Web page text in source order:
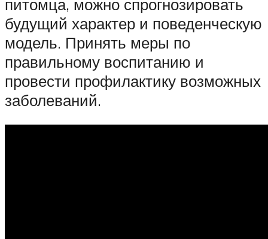
питомца, можно спрогнозировать
будущий характер и поведенческую
модель. Принять меры по
правильному воспитанию и
провести профилактику возможных
заболеваний.